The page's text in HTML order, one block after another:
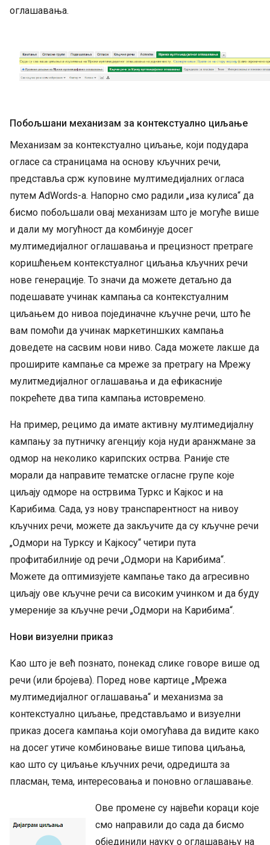
оглашавања.
Побољшани механизам за контекстуално циљање
Механизам за контекстуално циљање, који подудара
огласе са страницама на основу кључних речи,
представља срж куповине мултимедијалних огласа
путем AdWords-а. Напорно смо радили „иза кулиса“ да
бисмо побољшали овај механизам што је могуће више
и дали му могућност да комбинује досег
мултимедијалног оглашавања и прецизност претраге
коришћењем контекстуалног циљања кључних речи
нове генерације. То значи да можете детаљно да
подешавате учинак кампања са контекстуалним
циљањем до нивоа појединачне кључне речи, што ће
вам помоћи да учинак маркетиншких кампања
доведете на сасвим нови ниво. Сада можете лакше да
проширите кампање са мреже за претрагу на Мрежу
мулитмедијaлног оглашавања и да ефикасније
покрећете два типа кампања истовремено.
На пример, рецимо да имате активну мултимедијалну
кампању за путничку агенцију која нуди аранжмане за
одмор на неколико карипских острва. Раније сте
морали да направите тематске огласне групе које
циљају одморе на острвима Туркс и Кајкос и на
Карибима. Сада, уз нову транспарентност на нивоу
кључних речи, можете да закључите да су кључне речи
„Одмори на Турксу и Кајкосу“ четири пута
профитабилније од речи „Одмори на Карибима“.
Можете да оптимизујете кампање тако да агресивно
циљају ове кључне речи са високим учинком и да буду
умереније за кључне речи „Одмори на Карибима“.
Нови визуелни приказ
Као што је већ познато, понекад слике говоре више од
речи (или бројева). Поред нове картице „Мрежа
мултимедијалног оглашавања“ и механизма за
контекстуално циљање, представљамо и визуелни
приказ досега кампања који омогућава да видите како
на досег утиче комбиновање више типова циљања,
као што су циљање кључних речи, одредишта за
пласман, тема, интересовања и поновно оглашавање.
Ове промене су највећи кораци које
смо направили до сада да бисмо
објединили науку о оглашавању на